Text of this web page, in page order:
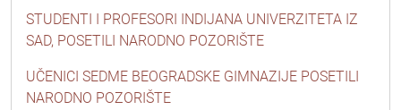
STUDENTI I PROFESORI INDIJANA UNIVERZITETA IZ
SAD, POSETILI NARODNO POZORIŠTE
UČENICI SEDME BEOGRADSKE GIMNAZIJE POSETILI
NARODNO POZORIŠTE